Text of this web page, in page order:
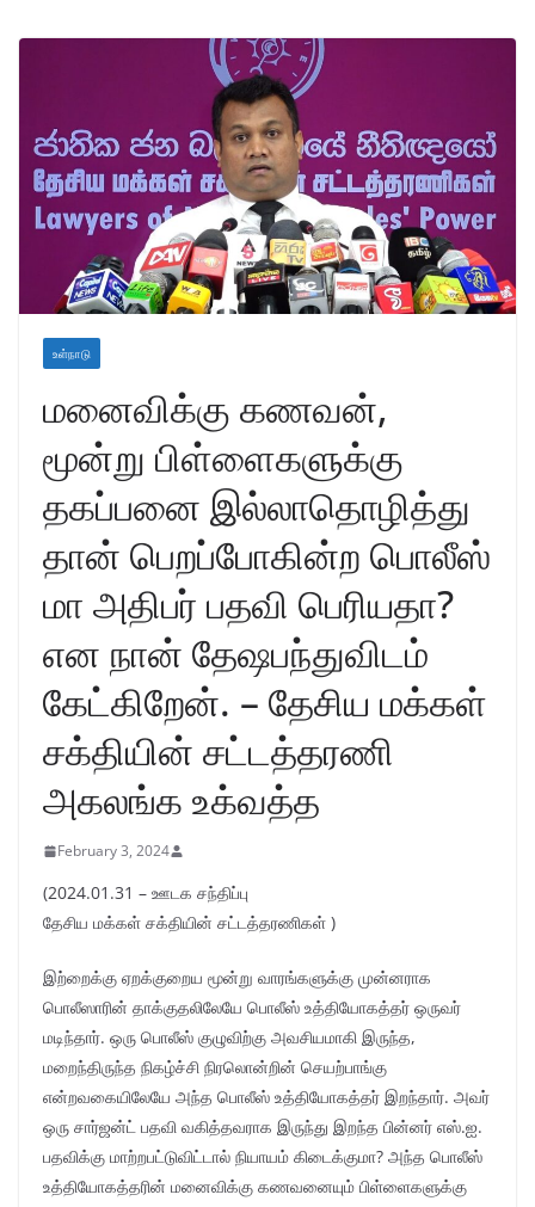
உள்நாடு
மனைவிக்கு கணவன்,
மூன்று பிள்ளைகளுக்கு
தகப்பனை இல்லாதொழித்து
தான் பெறப்போகின்ற பொலீஸ்
மா அதிபர் பதவி பெரியதா?
என நான் தேஷபந்துவிடம்
கேட்கிறேன். – தேசிய மக்கள்
சக்தியின் சட்டத்தரணி
அகலங்க உக்வத்த
February 3, 2024
(2024.01.31 – ஊடக சந்திப்பு
தேசிய மக்கள் சக்தியின் சட்டத்தரணிகள் )
இற்றைக்கு ஏறக்குறைய மூன்று வாரங்களுக்கு முன்னராக
பொலீஸாரின் தாக்குதலிலேயே பொலீஸ் உத்தியோகத்தர் ஒருவர்
மடிந்தார். ஒரு பொலீஸ் குழுவிற்கு அவசியமாகி இருந்த,
மறைந்திருந்த நிகழ்ச்சி நிரலொன்றின் செயற்பாங்கு
என்றவகையிலேயே அந்த பொலீஸ் உத்தியோகத்தர் இறந்தார். அவர்
ஒரு சார்ஜன்ட் பதவி வகித்தவராக இருந்து இறந்த பின்னர் எஸ்.ஐ.
பதவிக்கு மாற்றபட்டுவிட்டால் நியாயம் கிடைக்குமா? அந்த பொலீஸ்
உத்தியோகத்தரின் மனைவிக்கு கணவனையும் பிள்ளைகளுக்கு